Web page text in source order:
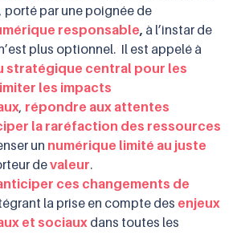
, porté par une poignée de
responsable, à l’instar de
plus optionnel. Il est appelé à
stratégique central pour les
les impacts
, répondre aux attentes
la raréfaction des ressources
un numérique limité au juste
devaleur.
ces changements de
la prise en compte des enjeux
et sociaux dans toutes les